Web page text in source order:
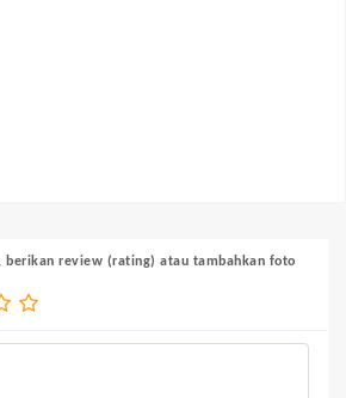
berikan review (rating) atau tambahkan foto